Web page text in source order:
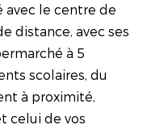
avec le centre de
distance, avec ses
à 5
scolaires, du
à proximité,
celui de vos